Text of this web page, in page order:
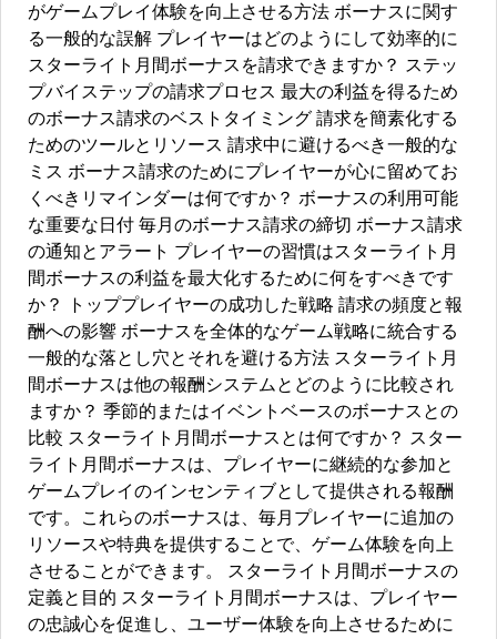
がゲームプレイ体験を向上させる方法 ボーナスに関す
る一般的な誤解 プレイヤーはどのようにして効率的に
スターライト月間ボーナスを請求できますか？ ステッ
プバイステップの請求プロセス 最大の利益を得るため
のボーナス請求のベストタイミング 請求を簡素化する
ためのツールとリソース 請求中に避けるべき一般的な
ミス ボーナス請求のためにプレイヤーが心に留めてお
くべきリマインダーは何ですか？ ボーナスの利用可能
な重要な日付 毎月のボーナス請求の締切 ボーナス請求
の通知とアラート プレイヤーの習慣はスターライト月
間ボーナスの利益を最大化するために何をすべきです
か？ トッププレイヤーの成功した戦略 請求の頻度と報
酬への影響 ボーナスを全体的なゲーム戦略に統合する
一般的な落とし穴とそれを避ける方法 スターライト月
間ボーナスは他の報酬システムとどのように比較され
ますか？ 季節的またはイベントベースのボーナスとの
比較 スターライト月間ボーナスとは何ですか？ スター
ライト月間ボーナスは、プレイヤーに継続的な参加と
ゲームプレイのインセンティブとして提供される報酬
です。これらのボーナスは、毎月プレイヤーに追加の
リソースや特典を提供することで、ゲーム体験を向上
させることができます。 スターライト月間ボーナスの
定義と目的 スターライト月間ボーナスは、プレイヤー
の忠誠心を促進し、ユーザー体験を向上させるために